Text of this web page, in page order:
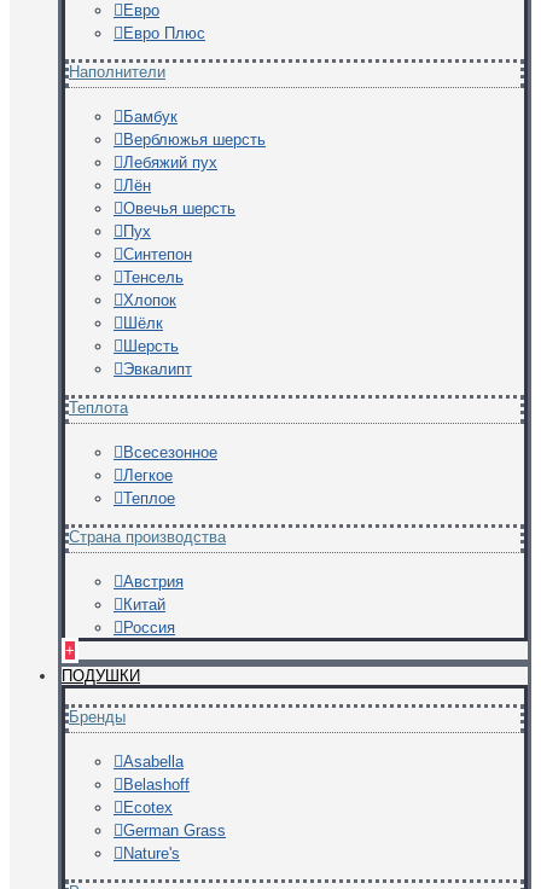
Евро
Евро Плюс
Наполнители
Бамбук
Верблюжья шерсть
Лебяжий пух
Лён
Овечья шерсть
Пух
Синтепон
Тенсель
Хлопок
Шёлк
Шерсть
Эвкалипт
Теплота
Всесезонное
Легкое
Теплое
Страна производства
Австрия
Китай
Россия
+
ПОДУШКИ
Бренды
Asabella
Belashoff
Ecotex
German Grass
Nature's